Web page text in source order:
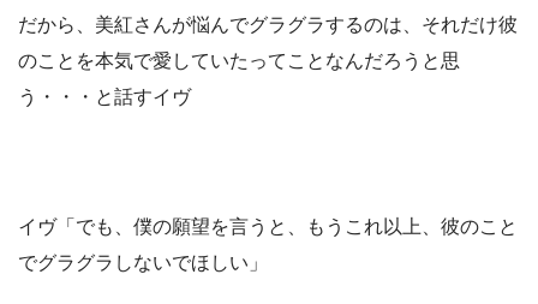
だから、美紅さんが悩んでグラグラするのは、それだけ彼
のことを本気で愛していたってことなんだろうと思
う・・・と話すイヴ
イヴ「でも、僕の願望を言うと、もうこれ以上、彼のこと
でグラグラしないでほしい」